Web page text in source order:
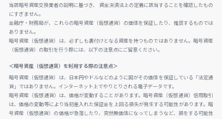
当該暗号資産交換業者の説明に基づき、 資金決済法上の定義に該当することを確認したもの
にすぎません。
金融庁・財務局が、これらの暗号資産（仮想通貨）の価値を保証したり、推奨するものでは
ありません。
暗号資産（仮想通貨）は、必ずしも裏付けとなる資産を持つものではありません。暗号資産
（仮想通貨）の取引を行う際には、以下の注意点にご留意ください。
＜暗号資産（仮想通貨）を利用する際の注意点＞
暗号資産（仮想通貨）は、日本円やドルなどのように国がその価値を保証している「法定通
貨」ではありません。インターネット上でやりとりされる電子データです。
暗号資産（仮想通貨）は、価格が変動することがあります。暗号資産（仮想通貨）信用取引
は、価格の変動等により当初差入れた保証金を上回る損失が発生する可能性があります。暗
号資産（仮想通貨）の価格が急落したり、突然無価値になってしまうなど、損をする可能性